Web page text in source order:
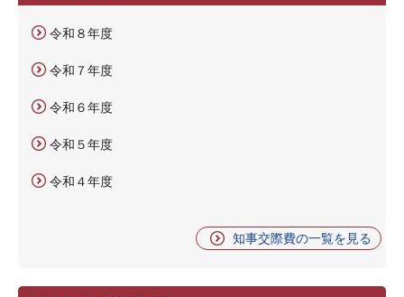
令和８年度
令和７年度
令和６年度
令和５年度
令和４年度
知事交際費の一覧を見る